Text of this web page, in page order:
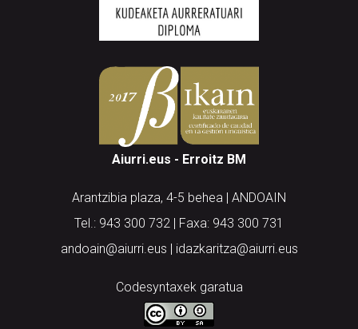
Aiurri.eus - Erroitz BM
Arantzibia plaza, 4-5 behea | ANDOAIN
Tel.: 943 300 732 | Faxa: 943 300 731
andoain@aiurri.eus | idazkaritza@aiurri.eus
Codesyntaxek garatua